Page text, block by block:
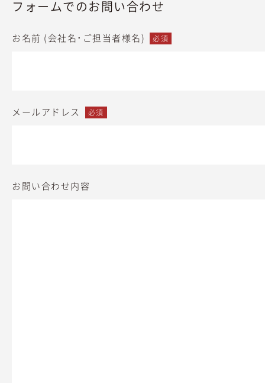
フォームでのお問い合わせ
お名前 (会社名･ご担当者様名) 必須
メールアドレス 必須
お問い合わせ内容